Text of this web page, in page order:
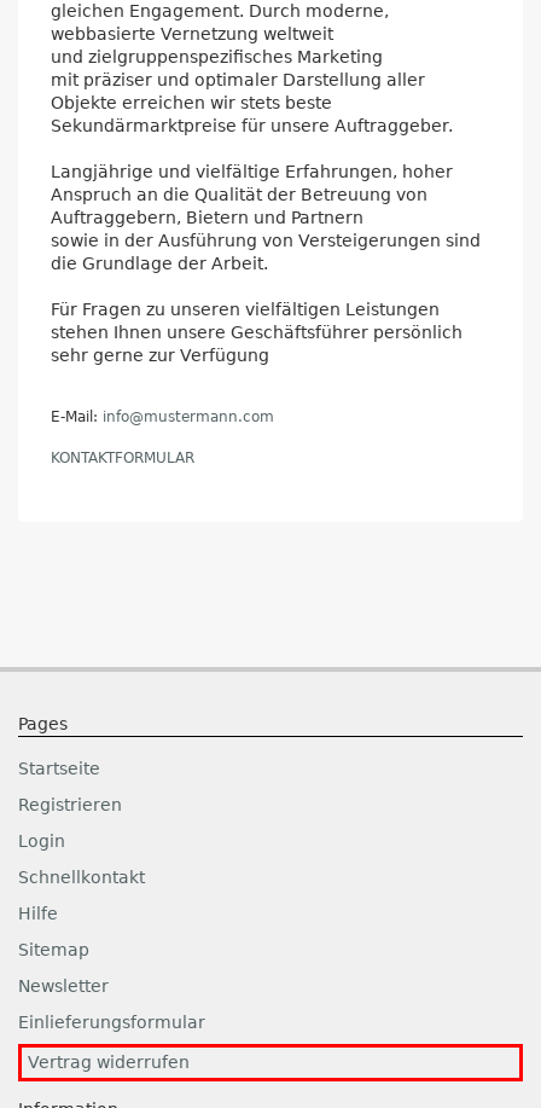
gleichen Engagement. Durch moderne,
webbasierte Vernetzung weltweit
und zielgruppenspezifisches Marketing
mit präziser und optimaler Darstellung aller
Objekte erreichen wir stets beste
Sekundärmarktpreise für unsere Auftraggeber.
Langjährige und vielfältige Erfahrungen, hoher
Anspruch an die Qualität der Betreuung von
Auftraggebern, Bietern und Partnern
sowie in der Ausführung von Versteigerungen sind
die Grundlage der Arbeit.
Für Fragen zu unseren vielfältigen Leistungen
stehen Ihnen unsere Geschäftsführer persönlich
sehr gerne zur Verfügung
E-Mail: info@mustermann.com
KONTAKTFORMULAR
Pages
Startseite
Registrieren
Login
Schnellkontakt
Hilfe
Sitemap
Newsletter
Einlieferungsformular
Vertrag widerrufen